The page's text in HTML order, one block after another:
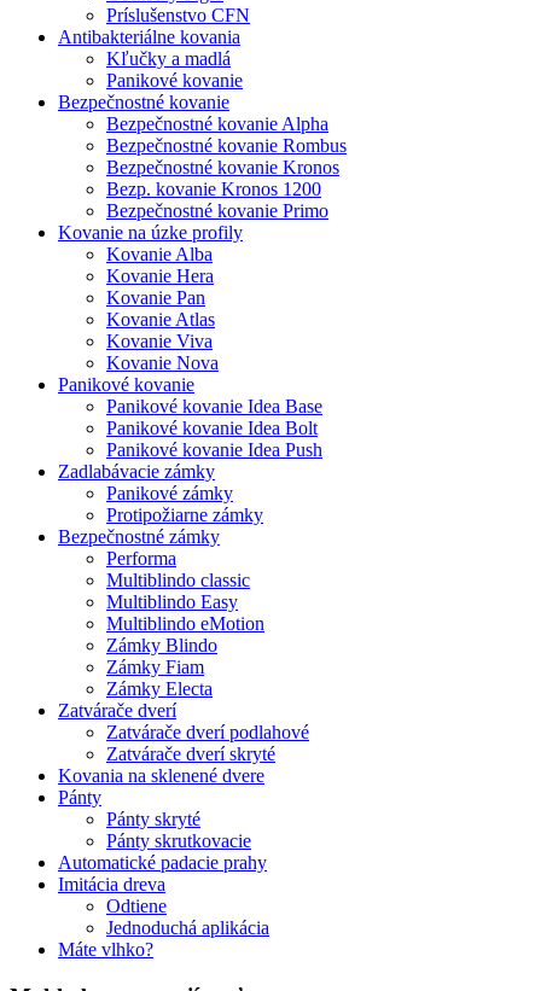
Príslušenstvo CFN
Antibakteriálne kovania
Kľučky a madlá
Panikové kovanie
Bezpečnostné kovanie
Bezpečnostné kovanie Alpha
Bezpečnostné kovanie Rombus
Bezpečnostné kovanie Kronos
Bezp. kovanie Kronos 1200
Bezpečnostné kovanie Primo
Kovanie na úzke profily
Kovanie Alba
Kovanie Hera
Kovanie Pan
Kovanie Atlas
Kovanie Viva
Kovanie Nova
Panikové kovanie
Panikové kovanie Idea Base
Panikové kovanie Idea Bolt
Panikové kovanie Idea Push
Zadlabávacie zámky
Panikové zámky
Protipožiarne zámky
Bezpečnostné zámky
Performa
Multiblindo classic
Multiblindo Easy
Multiblindo eMotion
Zámky Blindo
Zámky Fiam
Zámky Electa
Zatvárače dverí
Zatvárače dverí podlahové
Zatvárače dverí skryté
Kovania na sklenené dvere
Pánty
Pánty skryté
Pánty skrutkovacie
Automatické padacie prahy
Imitácia dreva
Odtiene
Jednoduchá aplikácia
Máte vlhko?